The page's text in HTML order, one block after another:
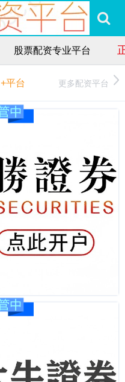
股票配资专业平台
+平台 更多配资平台